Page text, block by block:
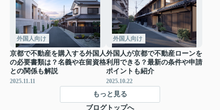
外国人向け
京都で不動産を購入する外国人
の必要書類は？名義や在留資格
との関係も解説
2025.11.11
外国人向け
外国人が京都で不動産ローンを
利用できる？最新の条件や申請
ポイントも紹介
2025.10.22
もっと見る
ブログトップへ